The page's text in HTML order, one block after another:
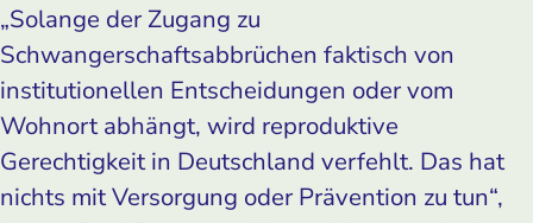
„Solange der Zugang zu
Schwangerschaftsabbrüchen faktisch von
institutionellen Entscheidungen oder vom
Wohnort abhängt, wird reproduktive
Gerechtigkeit in Deutschland verfehlt. Das hat
nichts mit Versorgung oder Prävention zu tun“,